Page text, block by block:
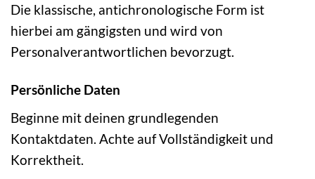
Die klassische, antichronologische Form ist
hierbei am gängigsten und wird von
Personalverantwortlichen bevorzugt.
Persönliche Daten
Beginne mit deinen grundlegenden
Kontaktdaten. Achte auf Vollständigkeit und
Korrektheit.